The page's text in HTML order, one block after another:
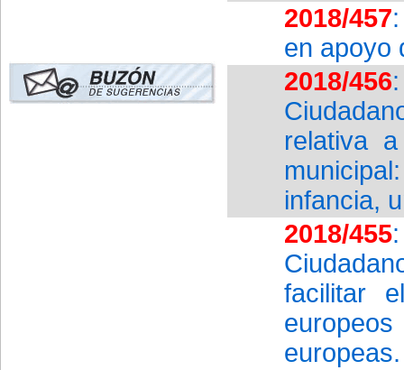
2018/457
en apoyo
2018/456
relativa
infancia,
2018/455
facilitar
europeas.